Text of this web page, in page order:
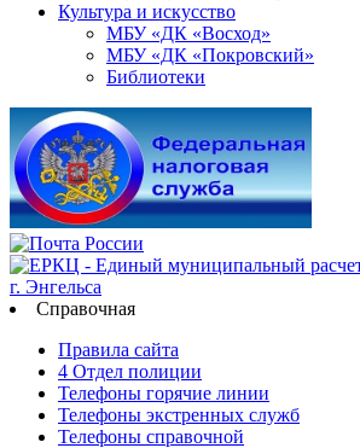
Культура и искусство
МБУ «ДК «Восход»
МБУ «ДК «Покровский»
Библиотеки
Справочная
Правила сайта
4 Отдел полиции
Телефоны горячие линии
Телефоны экстренных служб
Телефоны справочной